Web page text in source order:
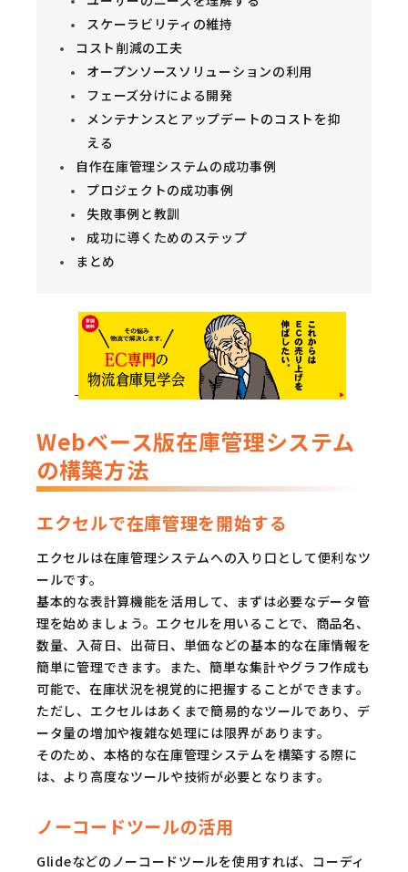
スケーラビリティの維持
コスト削減の工夫
オープンソースソリューションの利用
フェーズ分けによる開発
メンテナンスとアップデートのコストを抑
える
自作在庫管理システムの成功事例
プロジェクトの成功事例
失敗事例と教訓
成功に導くためのステップ
まとめ
Webベース版在庫管理システム
の構築方法
エクセルで在庫管理を開始する
エクセルは在庫管理システムへの入り口として便利なツ
ールです。
基本的な表計算機能を活用して、まずは必要なデータ管
理を始めましょう。エクセルを用いることで、商品名、
数量、入荷日、出荷日、単価などの基本的な在庫情報を
簡単に管理できます。また、簡単な集計やグラフ作成も
可能で、在庫状況を視覚的に把握することができます。
ただし、エクセルはあくまで簡易的なツールであり、デ
ータ量の増加や複雑な処理には限界があります。
そのため、本格的な在庫管理システムを構築する際に
は、より高度なツールや技術が必要となります。
ノーコードツールの活用
Glideなどのノーコードツールを使用すれば、コーディ